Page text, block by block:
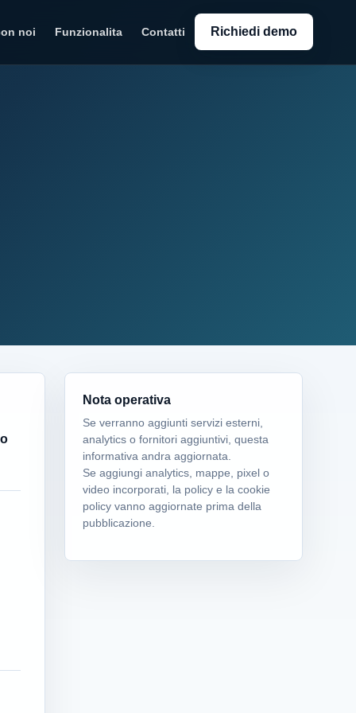
noi Funzionalita Contatti Richiedi demo
Nota operativa
Se verranno aggiunti servizi esterni,
analytics o fornitori aggiuntivi, questa
informativa andra aggiornata.
Se aggiungi analytics, mappe, pixel o
video incorporati, la policy e la cookie
policy vanno aggiornate prima della
pubblicazione.